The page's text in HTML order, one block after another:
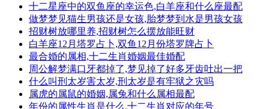
十二星座中的双鱼座的幸运色,白羊座和什么座最配
做梦梦见猫生男孩还是女孩,胎梦梦到水是男孩女孩
招财树放哪里养,招财树怎么摆放能旺财
白羊座12月塔罗占卜,双鱼12月份塔罗牌占卜
最合婚的属相,十二生肖婚姻最佳婚配
周公解梦满口牙都掉了,梦见掉了好多牙齿吐出一把
什么叫刑太岁害太岁,刑太岁是有牢狱之灾吗
属虎的属鼠的婚姻,属兔和什么属相最配
年份的属性生肖是什么,十二生肖对应的年号